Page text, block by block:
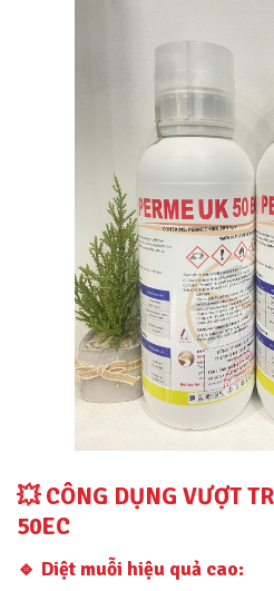
💥CÔNG DỤNG VƯỢT
50EC
🔹 Diệt muỗi hiệu quả cao: